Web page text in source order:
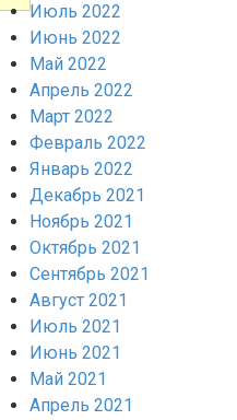
Июль 2022
Июнь 2022
Май 2022
Апрель 2022
Март 2022
Февраль 2022
Январь 2022
Декабрь 2021
Ноябрь 2021
Октябрь 2021
Сентябрь 2021
Август 2021
Июль 2021
Июнь 2021
Май 2021
Апрель 2021